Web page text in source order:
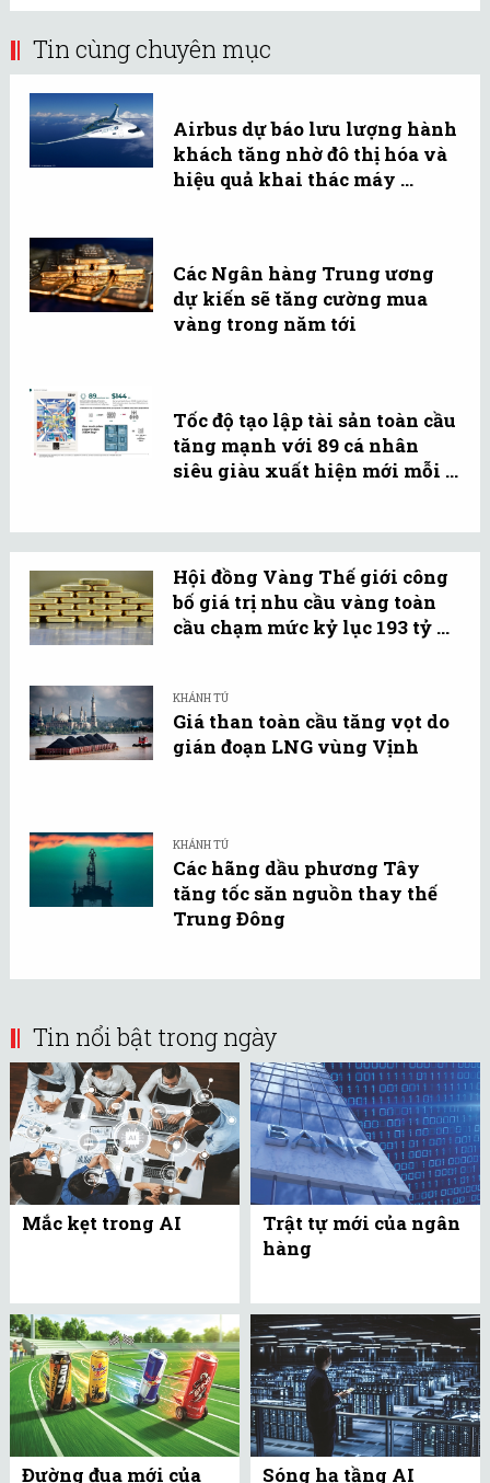
Tin cùng chuyên mục
Airbus dự báo lưu lượng hành
khách tăng nhờ đô thị hóa và
hiệu quả khai thác máy ...
Các Ngân hàng Trung ương
dự kiến sẽ tăng cường mua
vàng trong năm tới
Tốc độ tạo lập tài sản toàn cầu
tăng mạnh với 89 cá nhân
siêu giàu xuất hiện mới mỗi ...
Hội đồng Vàng Thế giới công
bố giá trị nhu cầu vàng toàn
cầu chạm mức kỷ lục 193 tỷ ...
KHÁNH TÚ
Giá than toàn cầu tăng vọt do
gián đoạn LNG vùng Vịnh
KHÁNH TÚ
Các hãng dầu phương Tây
tăng tốc săn nguồn thay thế
Trung Đông
Tin nổi bật trong ngày
Mắc kẹt trong AI
Trật tự mới của ngân
hàng
Đường đua mới của
Sóng hạ tầng AI